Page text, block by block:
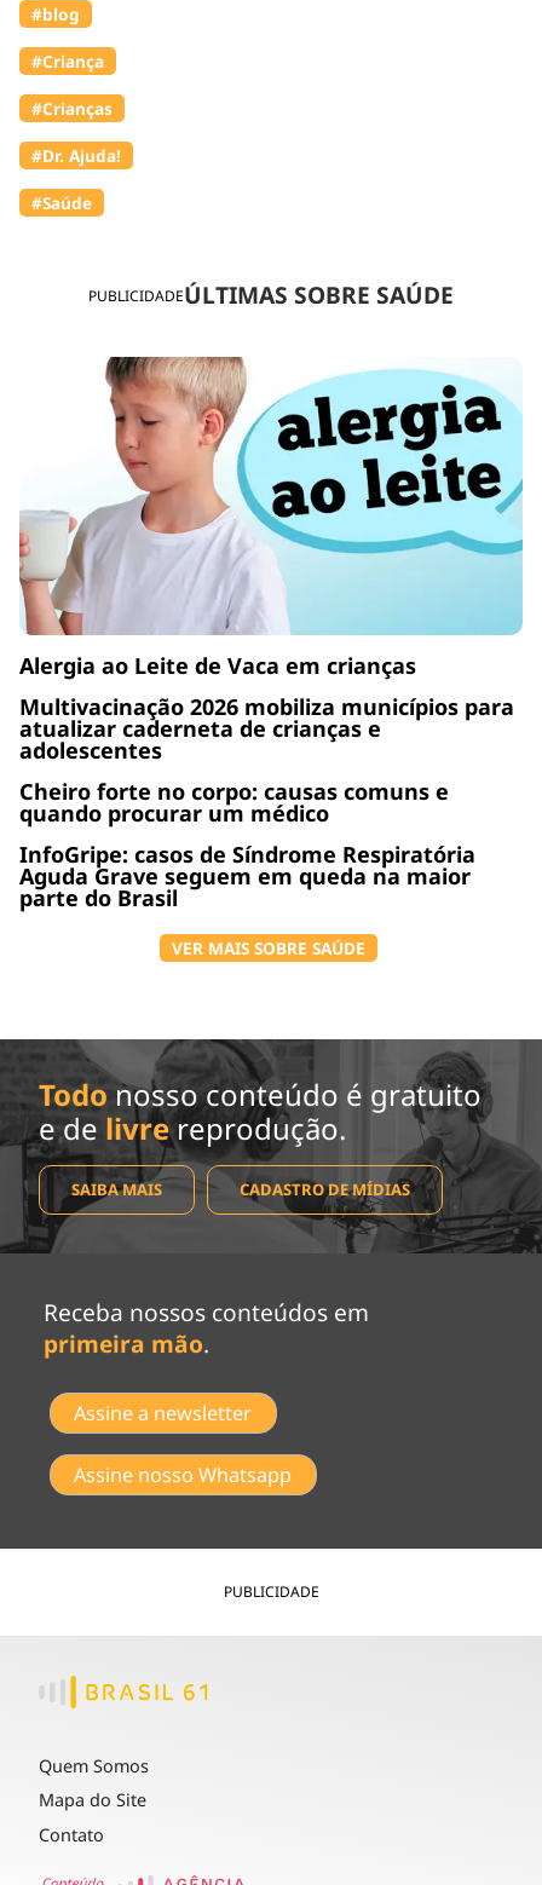
PUBLICIDADEÚLTIMAS SOBRE SAÚDE
Alergia ao Leite de Vaca em crianças
Multivacinação 2026 mobiliza municípios para
atualizar caderneta de crianças e
adolescentes
Cheiro forte no corpo: causas comuns e
quando procurar um médico
InfoGripe: casos de Síndrome Respiratória
Aguda Grave seguem em queda na maior
parte do Brasil
VER MAIS SOBRE SAÚDE
#blog
#Criança
#Crianças
#Dr. Ajuda!
#Saúde
Todo nosso conteúdo é gratuito
e de livrereprodução.
SAIBA MAIS CADASTRO DE MÍDIAS
Receba nossos conteúdos em
primeira mão.
Assine a newsletter
Assine nosso Whatsapp
PUBLICIDADE
Quem Somos
Mapa do Site
Contato